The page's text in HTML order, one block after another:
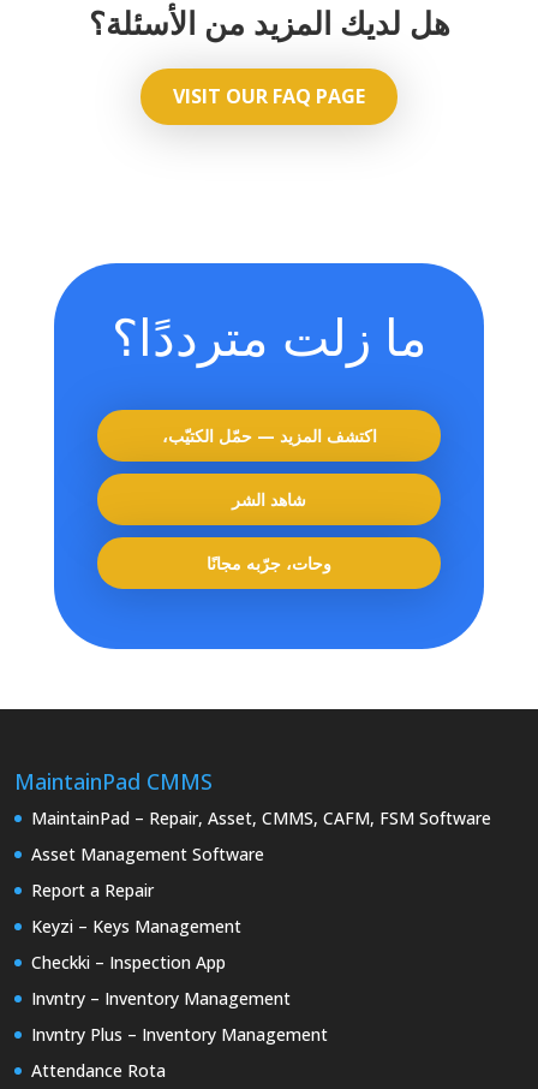
هل لديك المزيد من الأسئلة؟
VISIT OUR FAQ PAGE
ما زلت مترددًا؟
اكتشف المزيد — حمّل الكتيّب،
شاهد الشر
وحات، جرّبه مجانًا
MaintainPad CMMS
MaintainPad – Repair, Asset, CMMS, CAFM, FSM Software
Asset Management Software
Report a Repair
Keyzi – Keys Management
Checkki – Inspection App
Invntry – Inventory Management
Invntry Plus – Inventory Management
Attendance Rota